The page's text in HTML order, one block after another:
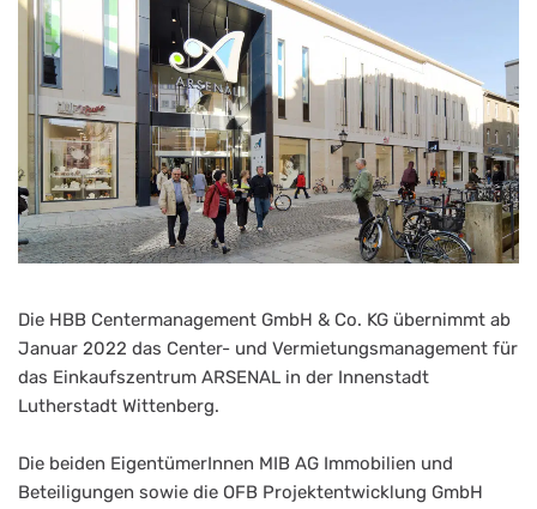
Die HBB Centermanagement GmbH & Co. KG übernimmt ab
Januar 2022 das Center- und Vermietungsmanagement für
das Einkaufszentrum ARSENAL in der Innenstadt
Lutherstadt Wittenberg.
Die beiden EigentümerInnen MIB AG Immobilien und
Beteiligungen sowie die OFB Projektentwicklung GmbH